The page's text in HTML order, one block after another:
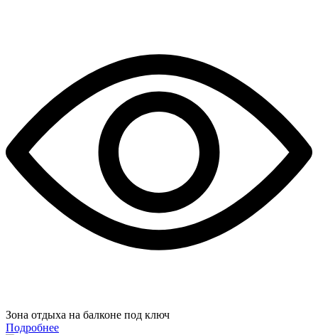
Зона отдыха на балконе под ключ
Подробнее